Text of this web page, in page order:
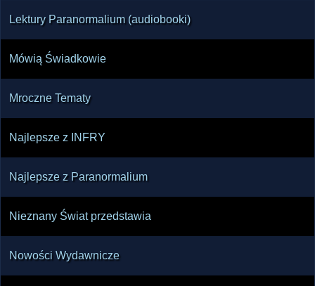
Lektury Paranormalium (audiobooki)
Mówią Świadkowie
Mroczne Tematy
Najlepsze z INFRY
Najlepsze z Paranormalium
Nieznany Świat przedstawia
Nowości Wydawnicze